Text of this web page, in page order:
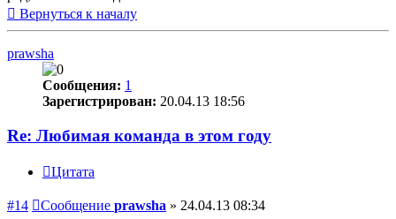
Вернуться к началу
prawsha
Сообщения: 1
Зарегистрирован: 20.04.13 18:56
Re: Любимая команда в этом году
Цитата
#14 Сообщение prawsha » 24.04.13 08:34